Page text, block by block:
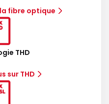
fibre optique
THD
sur THD